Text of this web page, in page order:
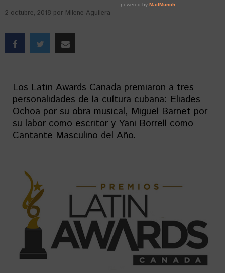
2 octubre, 2018 por Milene Aguilera
Los Latin Awards Canada premiaron a tres
personalidades de la cultura cubana: Eliades
Ochoa por su obra musical, Miguel Barnet por
su labor como escritor y Yani Borrell como
Cantante Masculino del Año.